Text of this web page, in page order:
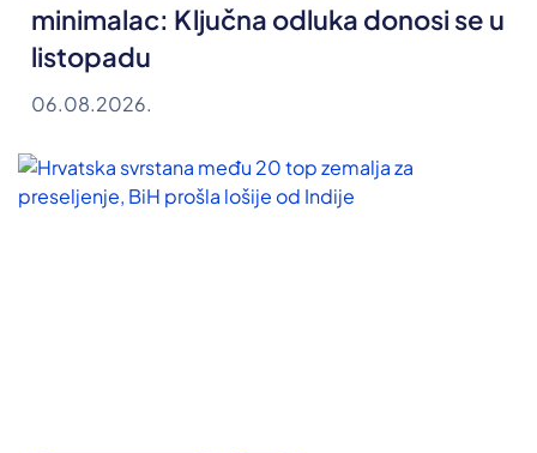
minimalac: Ključna odluka donosi se u
listopadu
06.08.2026.